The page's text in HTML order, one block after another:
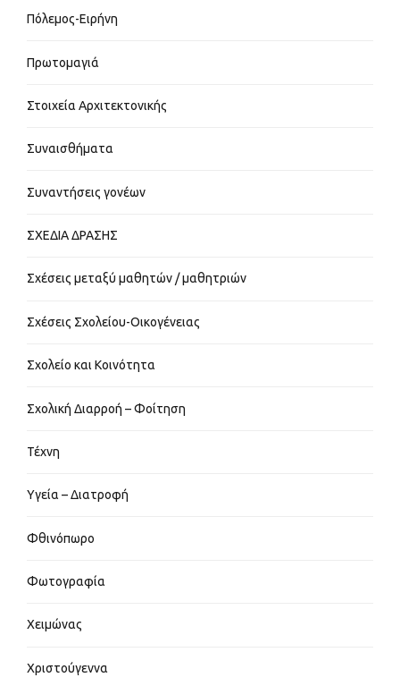
Πόλεμος-Ειρήνη
Πρωτομαγιά
Στοιχεία Αρχιτεκτονικής
Συναισθήματα
Συναντήσεις γονέων
ΣΧΕΔΙΑ ΔΡΑΣΗΣ
Σχέσεις μεταξύ μαθητών / μαθητριών
Σχέσεις Σχολείου-Οικογένειας
Σχολείο και Κοινότητα
Σχολική Διαρροή – Φοίτηση
Τέχνη
Υγεία – Διατροφή
Φθινόπωρο
Φωτογραφία
Χειμώνας
Χριστούγεννα